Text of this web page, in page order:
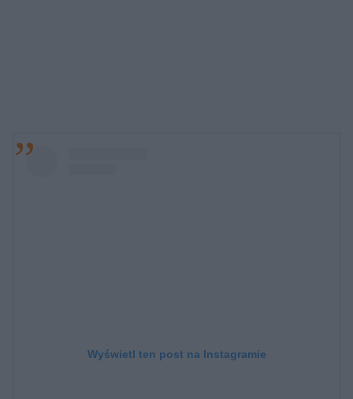
Wyświetl ten post na Instagramie